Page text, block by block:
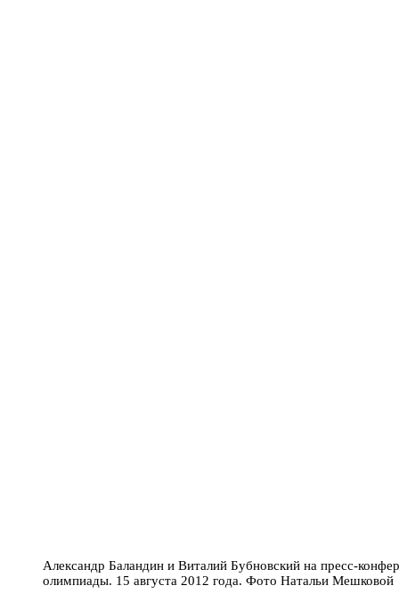
Александр Баландин и Виталий Бубновский на пресс-
олимпиады. 15 августа 2012 года. Фото Натальи Мешковой